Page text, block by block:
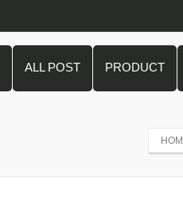
ALL POST PRODUCT